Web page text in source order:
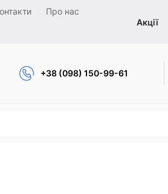
Про нас
Акції
+38 (098) 150-99-61